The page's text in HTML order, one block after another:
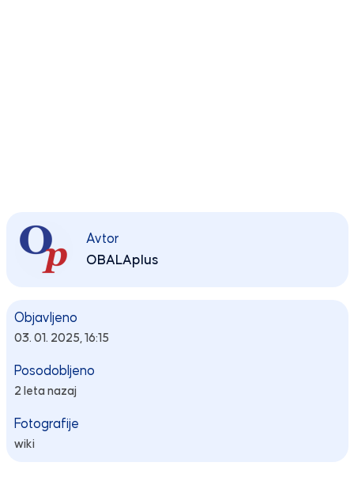
Avtor
OBALAplus
Objavljeno
03. 01. 2025, 16:15
Posodobljeno
2 leta nazaj
Fotografije
wiki